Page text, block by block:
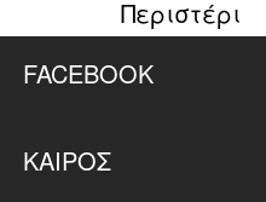
Περιστέρι
FACEBOOK
ΚΑΙΡΌΣ